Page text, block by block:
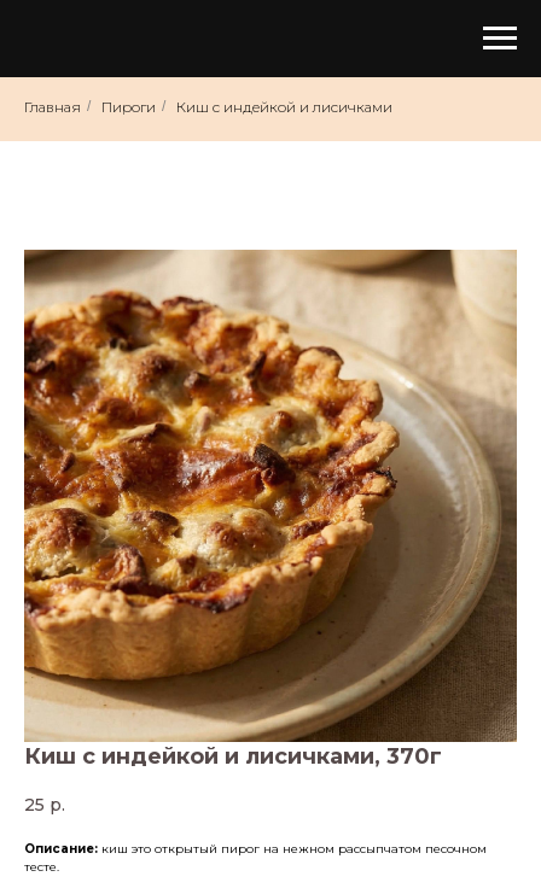
Главная / Пироги / Киш с индейкой и лисичками
Киш с индейкой и лисичками, 370г
25 р.
Описание: киш это открытый пирог на нежном рассыпчатом песочном
тесте.